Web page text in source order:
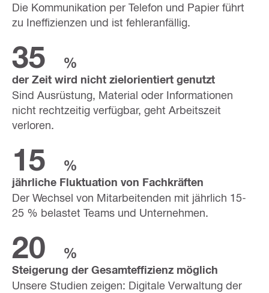
Die Kommunikation per Telefon und Papier führt
zu Ineffizienzen und ist fehleranfällig.
35 %
der Zeit wird nicht zielorientiert genutzt
Sind Ausrüstung, Material oder Informationen
nicht rechtzeitig verfügbar, geht Arbeitszeit
verloren.
15 %
jährliche Fluktuation von Fachkräften
Der Wechsel von Mitarbeitenden mit jährlich 15-
25 % belastet Teams und Unternehmen.
20 %
Steigerung der Gesamteffizienz möglich
Unsere Studien zeigen: Digitale Verwaltung der